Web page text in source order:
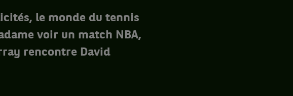
le monde du tennis
voir un match NBA,
rencontre David